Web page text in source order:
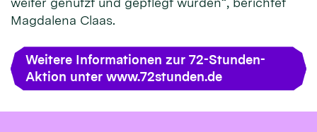
Magdalena Claas.
Weitere Informationen zur 72-Stunden-
Aktion unter www.72stunden.de